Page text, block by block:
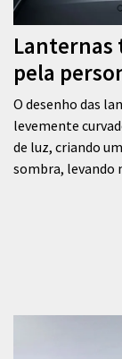
Lanternas
pela
O desenho das
levemente
de luz, criando
sombra, levando